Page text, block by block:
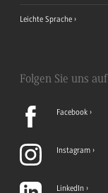
Leichte Sprache
Folgen Sie uns auf
Facebook
Instagram
LinkedIn